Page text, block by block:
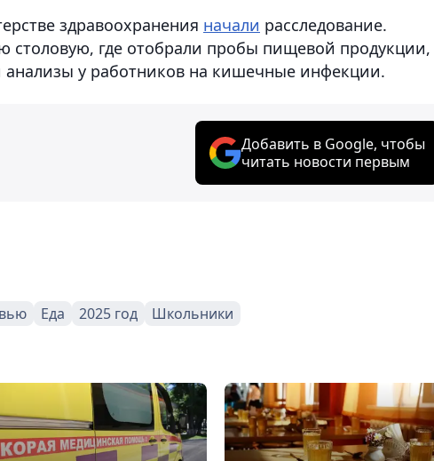
здравоохранения начали расследование.
столовую, где отобрали пробы пищевой продукции,
анализы у работников на кишечные инфекции.
Добавить в Google, чтобы
читать новости первым
Еда 2025 год Школьники